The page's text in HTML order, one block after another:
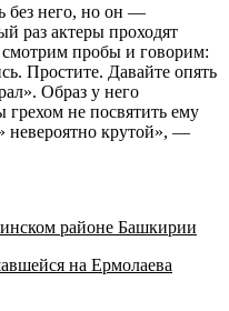
без него, но он —
раз актеры проходят
пробы и говорим:
Простите. Давайте опять
Образ у него
не посвятить ему
невероятно крутой», —
районе Башкирии
на Ермолаева